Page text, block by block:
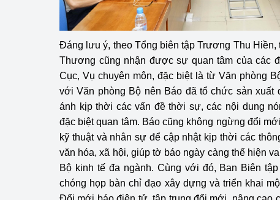
Doanh nghiệp -
Xúc tiến thương mại
Thị trường nước
Thị trường trong
Ngành Công
Đại hội XIV của Đảng
Phát triển công
Phát triển năng lượng
Đáng lưu ý, theo Tổng biên tập Trương Thu
Thương cũng nhận được sự quan tâm của các
Cục, Vụ chuyên môn, đặc biệt là từ Văn phòng
với Văn phòng Bộ nên Báo đã tổ chức sản xuất
ánh kịp thời các vấn đề thời sự, các nội dung
đặc biệt quan tâm. Báo cũng không ngừng đổi
kỹ thuật và nhân sự để cập nhật kịp thời các
văn hóa, xã hội, giúp tờ báo ngày càng thể hiện
Bộ kinh tế đa ngành. Cùng với đó, Ban Biên
chóng họp bàn chỉ đạo xây dựng và triển khai